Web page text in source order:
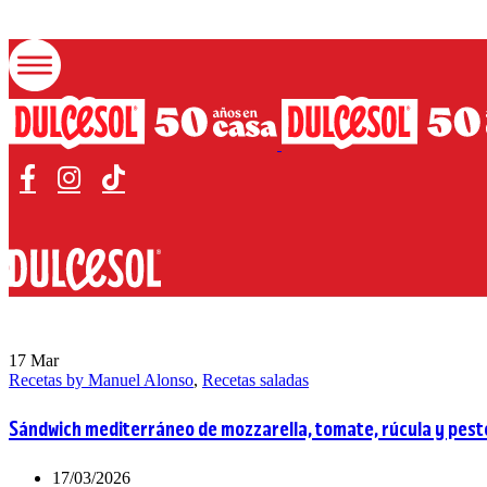
17 Mar
Recetas by Manuel Alonso, Recetas saladas
Sándwich mediterráneo de mozzarella, tomate, rúcula y
17/03/2026